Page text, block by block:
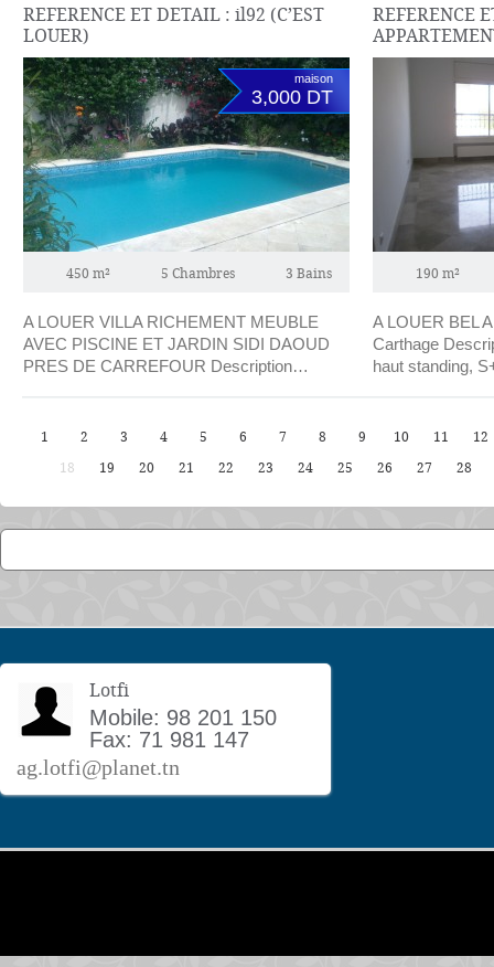
REFERENCE ET DETAIL : il92 (C’EST
LOUER)
maison
3,000 DT
450 m² 5 Chambres 3 Bains
A LOUER VILLA RICHEMENT MEUBLE
AVEC PISCINE ET JARDIN SIDI DAOUD
PRES DE CARREFOUR Description…
REFERENCE
190 m²
A LOUER BEL
Carthage
haut standing,
1 2 3 4 5 6 7 8 9 10 11
12
18
19 20 21 22 23 24 25 26 27 28
Lotfi
Mobile: 98 201 150
Fax: 71 981 147
ag.lotfi@planet.tn